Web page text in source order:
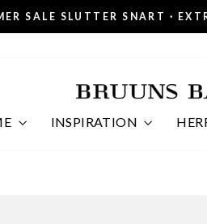
SALE SLUTTER SNART ·
INSPIRATION